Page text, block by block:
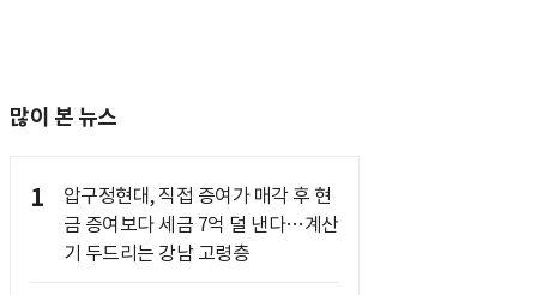
많이 본 뉴스
1
압구정현대, 직접 증여가 매각 후 현
금 증여보다 세금 7억 덜 낸다…계산
기 두드리는 강남 고령층